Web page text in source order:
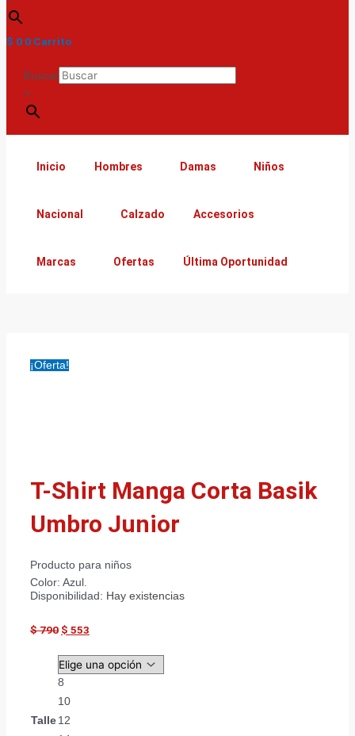
$ 0 0 Carrito
Buscar
×
Inicio Hombres Damas Niños
Nacional Calzado Accesorios
Marcas Ofertas Última Oportunidad
¡Oferta!
T-Shirt Manga Corta Basik
Umbro Junior
Producto para niños
Color: Azul.
Disponibilidad: Hay existencias
$790 $ 553
Talle
8
10
12